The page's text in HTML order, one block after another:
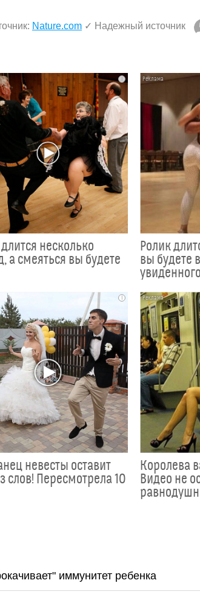
Nature.com ✓ Надежный источник
i
несколько
а смеяться вы будете
Ролик
вы будете
увиденного
невесты оставит
слов! Пересмотрела 10
Королева
Видео не
иммунитет ребенка